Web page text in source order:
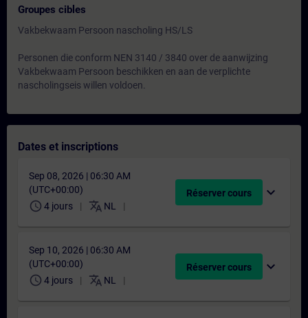
Groupes cibles
Vakbekwaam Persoon nascholing HS/LS
Personen die conform NEN 3140 / 3840 over de aanwijzing
Vakbekwaam Persoon beschikken en aan de verplichte
nascholingseis willen voldoen.
Dates et inscriptions
Sep 08, 2026 | 06:30 AM
(UTC+00:00)
schedule 4 jours translate NL
Réserver cours expand_more
Sep 10, 2026 | 06:30 AM
(UTC+00:00)
schedule 4 jours translate NL
Réserver cours expand_more